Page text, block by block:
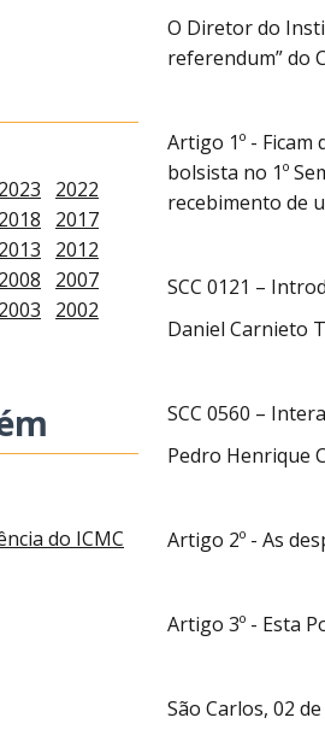
2023
2022
2018
2017
2013
2012
2008
2007
2003
2002
do ICMC
O Diretor do
referendum” do
Artigo 1º -
bolsista no 1º
recebimento de
SCC 0121 –
Daniel Carnieto
SCC 0560 –
Pedro Henrique
Artigo 2º - As
Artigo 3º - Esta
São Carlos, 02